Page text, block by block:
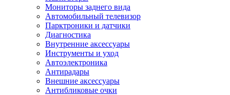
Мониторы заднего вида
Автомобильный телевизор
Парктроники и датчики
Диагностика
Внутренние аксессуары
Инструменты и уход
Автоэлектроника
Антирадары
Внешние аксессуары
Антибликовые очки